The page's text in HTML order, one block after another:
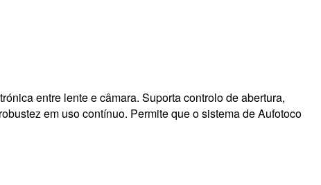
entre lente e câmara. Suporta controlo de abertura,
em uso contínuo. Permite que o sistema de Aufotoco